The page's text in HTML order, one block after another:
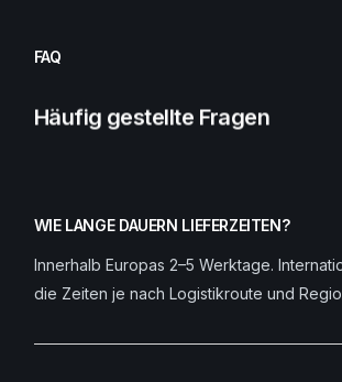
FAQ
Häufig gestellte Fragen
WIE LANGE DAUERN LIEFERZEITEN?
Innerhalb Europas 2–5 Werktage.
die Zeiten je nach Logistikroute und